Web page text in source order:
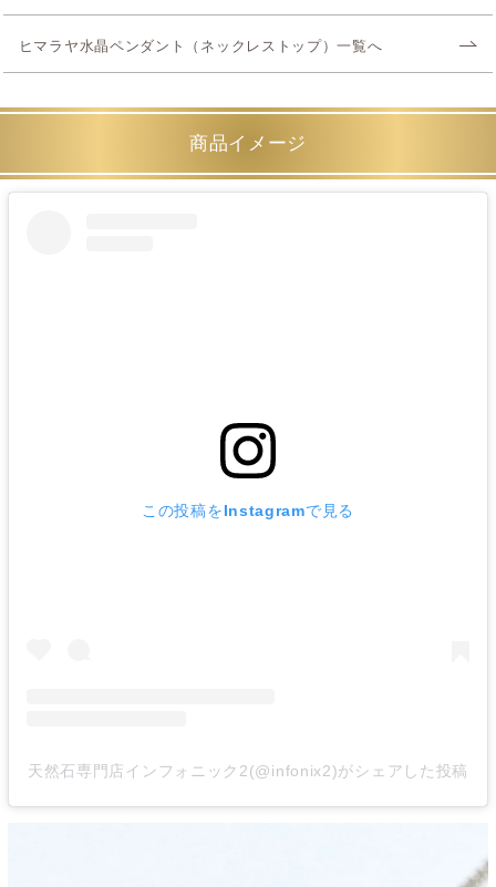
ヒマラヤ水晶ペンダント（ネックレストップ）一覧へ
商品イメージ
この投稿をInstagramで見る
天然石専門店インフォニック2(@infonix2)がシェアした投稿